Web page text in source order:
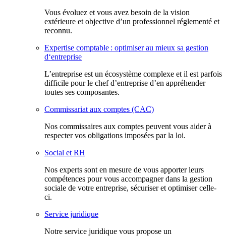
Vous évoluez et vous avez besoin de la vision
extérieure et objective d’un professionnel réglementé et
reconnu.
Expertise comptable : optimiser au mieux sa gestion
d‘entreprise
L’entreprise est un écosystème complexe et il est parfois
difficile pour le chef d’entreprise d’en appréhender
toutes ses composantes.
Commissariat aux comptes (CAC)
Nos commissaires aux comptes peuvent vous aider à
respecter vos obligations imposées par la loi.
Social et RH
Nos experts sont en mesure de vous apporter leurs
compétences pour vous accompagner dans la gestion
sociale de votre entreprise, sécuriser et optimiser celle-
ci.
Service juridique
Notre service juridique vous propose un